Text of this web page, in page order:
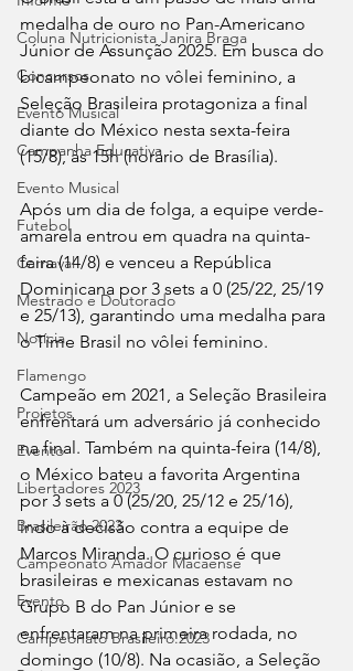
Coluna Nutricionista Janira Braga
Concursos
Evento Musical
Campanha Educativa
Evento Musical
Futebol
Carnaval
Mestrado e Doutorado
Notícia
Flamengo
Projetos
Evento
Libertadores 2023
Brasileirão 2023
Campeonato Amador Macaense
Evento
Campeonato Brasileiro.2023
medalha de ouro no Pan-Americano
Júnior de Assunção 2025. Em busca do
bicampeonato no vôlei feminino, a
Seleção Brasileira protagoniza a final
diante do México nesta sexta-feira
(15/8), às 15h (horário de Brasília).
Após um dia de folga, a equipe verde-
amarela entrou em quadra na quinta-
feira (14/8) e venceu a República
Dominicana por 3 sets a 0 (25/22, 25/19
e 25/13), garantindo uma medalha para
o Time Brasil no vôlei feminino.
Campeão em 2021, a Seleção Brasileira
enfrentará um adversário já conhecido
na final. Também na quinta-feira (14/8),
o México bateu a favorita Argentina
por 3 sets a 0 (25/20, 25/12 e 25/16),
indo à decisão contra a equipe de
Marcos Miranda. O curioso é que
brasileiras e mexicanas estavam no
Grupo B do Pan Júnior e se
enfrentaram na primeira rodada, no
domingo (10/8). Na ocasião, a Seleção